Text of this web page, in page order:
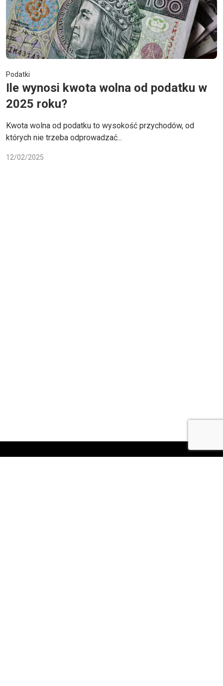
Podatki
Ile wynosi kwota wolna od podatku w
2025 roku?
Kwota wolna od podatku to wysokość przychodów, od
których nie trzeba odprowadzać...
12/02/2025